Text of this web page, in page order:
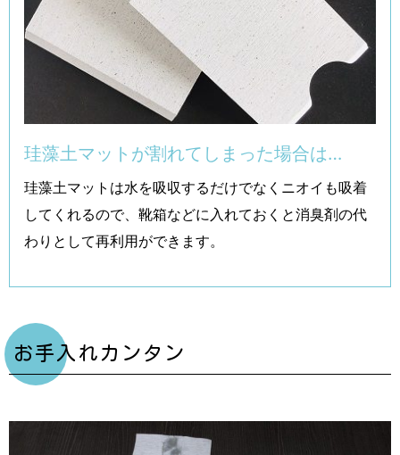
珪藻土マットが割れてしまった場合は…
珪藻土マットは水を吸収するだけでなくニオイも吸着
してくれるので、靴箱などに入れておくと消臭剤の代
わりとして再利用ができます。
お手入れカンタン